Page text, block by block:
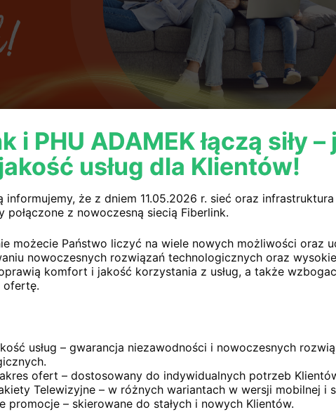
11.05.2026 r. sieć oraz infrastruktura operatora PHU
na wiele nowych możliwości oraz udogodnień, które
jakości serwisu technicznego poprawią komfort i
KPO abonenci sieci radiowej będą mogli w najbliższym
i PHU ADAMEK łączą siły
usług dla Klientów!
informujemy, że z dniem 11.05.2026 r. sieć oraz
połączone z nowoczesną siecią Fiberlink.
możecie Państwo liczyć na wiele nowych możliwości oraz
nowoczesnych rozwiązań technologicznych oraz
komfort i jakość korzystania z usług, a także
ofertę.
usług – gwarancja niezawodności i nowoczesnych
ofert – dostosowany do indywidualnych potrzeb
Telewizyjne – w różnych wariantach w wersji mobilnej i
promocje – skierowane do stałych i nowych Klientów.